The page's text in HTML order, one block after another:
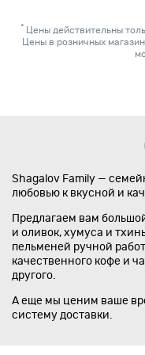
* Цены действительны
Цены в розничных
Shagalov Family —
любовью к вкусной и
Предлагаем вам
и оливок, хумуса и
пельменей ручной
качественного кофе и
другого.
А еще мы ценим ваше
систему доставки.